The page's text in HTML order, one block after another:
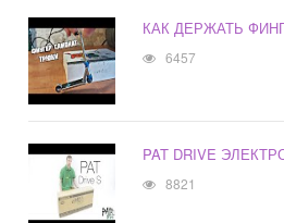
КАК ДЕРЖАТЬ
6457
PAT DRIVE
8821